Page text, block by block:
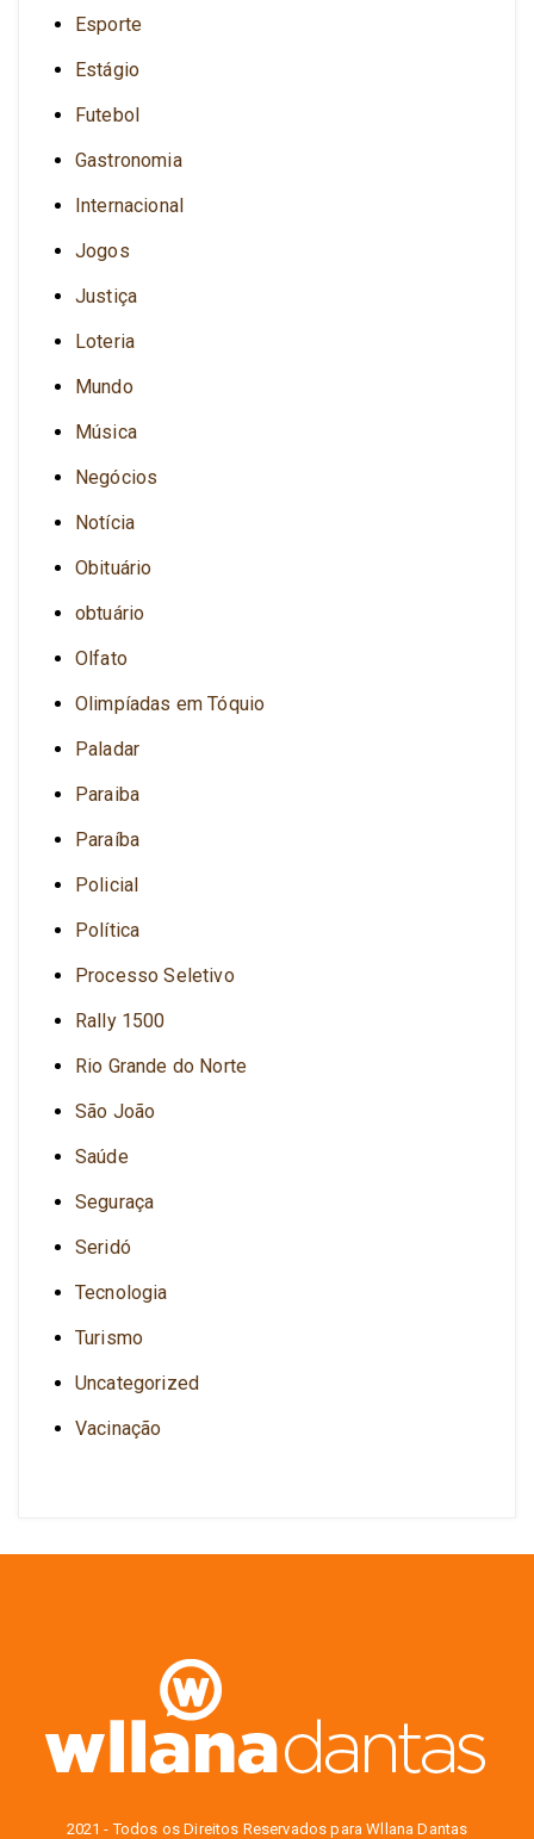
Esporte
Estágio
Futebol
Gastronomia
Internacional
Jogos
Justiça
Loteria
Mundo
Música
Negócios
Notícia
Obituário
obtuário
Olfato
Olimpíadas em Tóquio
Paladar
Paraiba
Paraíba
Policial
Política
Processo Seletivo
Rally 1500
Rio Grande do Norte
São João
Saúde
Seguraça
Seridó
Tecnologia
Turismo
Uncategorized
Vacinação
2021 - Todos os Direitos Reservados para Wllana Dantas